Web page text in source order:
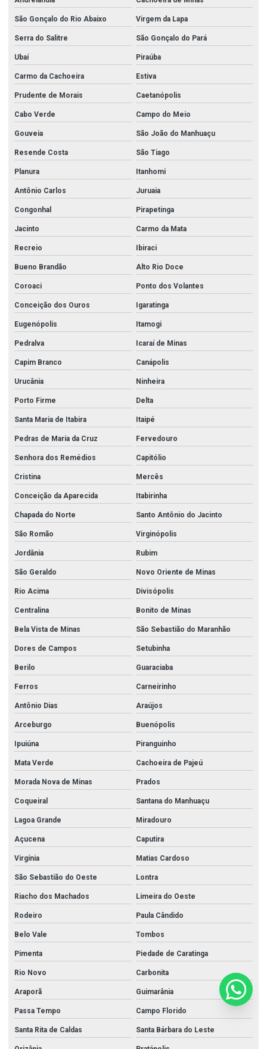
São Gonçalo do Rio Abaixo Virgem da Lapa
Serra do Salitre São Gonçalo do Pará
Ubaí Piraúba
Carmo da Cachoeira Estiva
Prudente de Morais Caetanópolis
Cabo Verde Campo do Meio
Gouveia São João do Manhuaçu
Resende Costa São Tiago
Planura Itanhomi
Antônio Carlos Juruaia
Congonhal Pirapetinga
Jacinto Carmo da Mata
Recreio Ibiraci
Bueno Brandão Alto Rio Doce
Coroaci Ponto dos Volantes
Conceição dos Ouros Igaratinga
Eugenópolis Itamogi
Pedralva Icaraí de Minas
Capim Branco Canápolis
Urucânia Ninheira
Porto Firme Delta
Santa Maria de Itabira Itaipé
Pedras de Maria da Cruz Fervedouro
Senhora dos Remédios Capitólio
Cristina Mercês
Conceição da Aparecida Itabirinha
Chapada do Norte Santo Antônio do Jacinto
São Romão Virginópolis
Jordânia Rubim
São Geraldo Novo Oriente de Minas
Rio Acima Divisópolis
Centralina Bonito de Minas
Bela Vista de Minas São Sebastião do Maranhão
Dores de Campos Setubinha
Berilo Guaraciaba
Ferros Carneirinho
Antônio Dias Araújos
Arceburgo Buenópolis
Ipuiúna Piranguinho
Mata Verde Cachoeira de Pajeú
Morada Nova de Minas Prados
Coqueiral Santana do Manhuaçu
Lagoa Grande Miradouro
Açucena Caputira
Virgínia Matias Cardoso
São Sebastião do Oeste Lontra
Riacho dos Machados Limeira do Oeste
Rodeiro Paula Cândido
Belo Vale Tombos
Pimenta Piedade de Caratinga
Rio Novo Carbonita
Araporã Guimarânia
Passa Tempo Campo Florido
Santa Rita de Caldas Santa Bárbara do Leste